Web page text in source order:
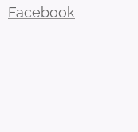
Facebook